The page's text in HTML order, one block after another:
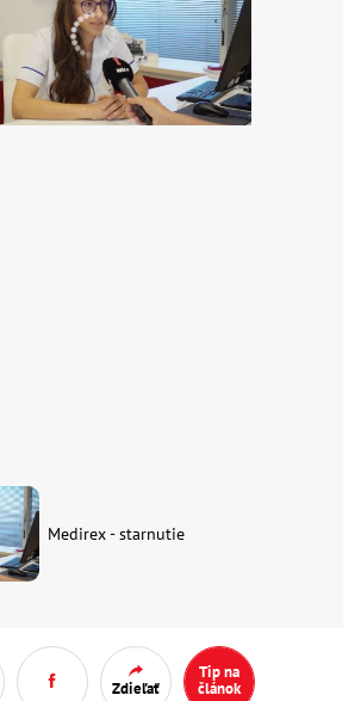
Medirex - starnutie
Zdieľať
Tip na
článok